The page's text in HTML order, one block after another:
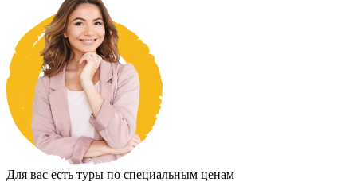
Для вас есть туры по специальным ценам